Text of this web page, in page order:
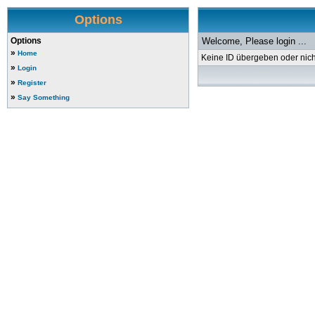
Options
Options
» Home
» Login
» Register
» Say Something
Welcome, Please login ...
Keine ID übergeben oder